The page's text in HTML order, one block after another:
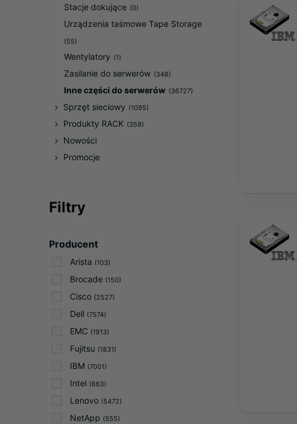
Stacje dokujące (0)
Urządzenia taśmowe Tape Storage
(55)
Wentylatory (1)
Zasilanie do serwerów (348)
Inne części do serwerów (36727)
Sprzęt sieciowy (1095)
Produkty RACK (359)
Nowości
Promocje
Filtry
Producent
Arista (103)
Brocade (150)
Cisco (2527)
Dell (7574)
EMC (1913)
Fujitsu (1831)
IBM (7001)
Intel (663)
Lenovo (5472)
NetApp (555)